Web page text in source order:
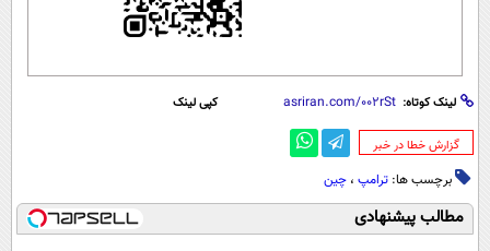
لینک کوتاه: کپی لینک
‌گزارش خطا در خبر
برچسب ها: ترامپ ، چین
مطالب پیشنهادی